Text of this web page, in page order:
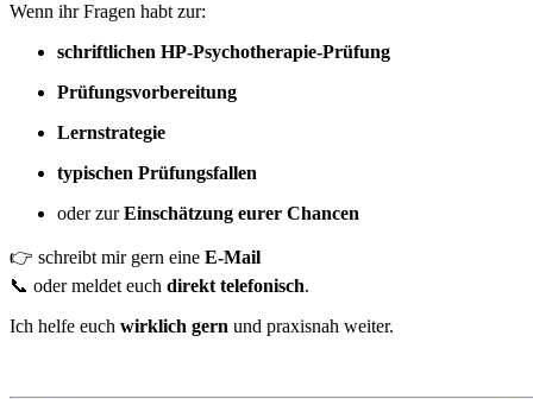
Wenn ihr Fragen habt zur:
schriftlichen HP-Psychotherapie-Prüfung
Prüfungsvorbereitung
Lernstrategie
typischen Prüfungsfallen
oder zurEinschätzung eurer Chancen
👉 schreibt mir gern eine E-Mail
📞 oder meldet euch direkt telefonisch.
Ich helfe euch wirklich gern und praxisnah weiter.